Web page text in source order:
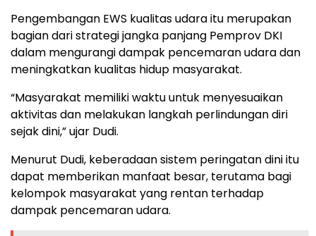
Pengembangan EWS kualitas udara itu merupakan
bagian dari strategi jangka panjang Pemprov DKI
dalam mengurangi dampak pencemaran udara dan
meningkatkan kualitas hidup masyarakat.
“Masyarakat memiliki waktu untuk menyesuaikan
aktivitas dan melakukan langkah perlindungan diri
sejak dini,” ujar Dudi.
Menurut Dudi, keberadaan sistem peringatan dini itu
dapat memberikan manfaat besar, terutama bagi
kelompok masyarakat yang rentan terhadap
dampak pencemaran udara.